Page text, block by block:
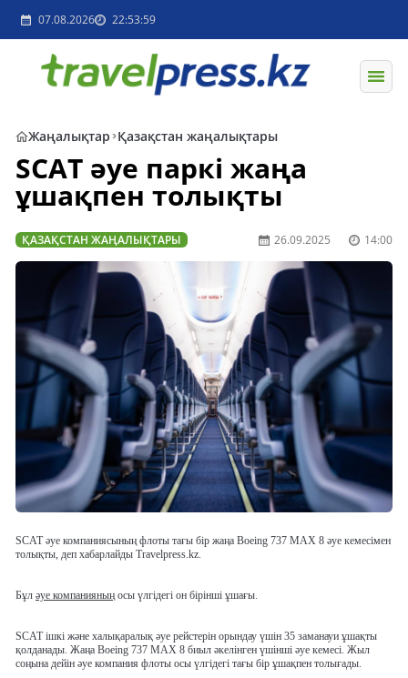
07.08.2026 22:53:59
Жаңалықтар Қазақстан жаңалықтары
SCAT әуе паркі жаңа
ұшақпен толықты
ҚАЗАҚСТАН ЖАҢАЛЫҚТАРЫ 26.09.2025 14:00
SCAT әуе компаниясының флоты тағы бір жаңа Boeing 737 MAX 8 әуе кемесімен
толықты, деп хабарлайды Travelpress.kz.
Бұл әуе компанияныңосы үлгідегі он бірінші ұшағы.
SCAT ішкі және халықаралық әуе рейстерін орындау үшін 35 заманауи ұшақты
қолданады. Жаңа Boeing 737 MAX 8 биыл әкелінген үшінші әуе кемесі. Жыл
соңына дейін әуе компания флоты осы үлгідегі тағы бір ұшақпен толығады.